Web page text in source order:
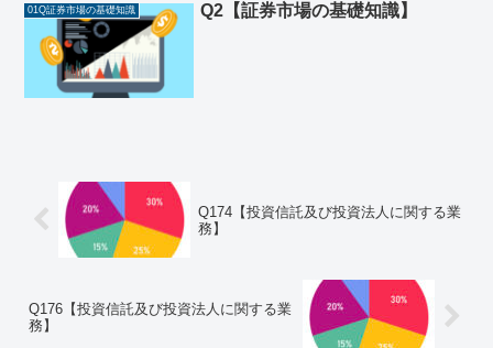
01Q証券市場の基礎知識 Q2【証券市場の基礎知識】
Q174【投資信託及び投資法人に関する業
務】
Q176【投資信託及び投資法人に関する業
務】